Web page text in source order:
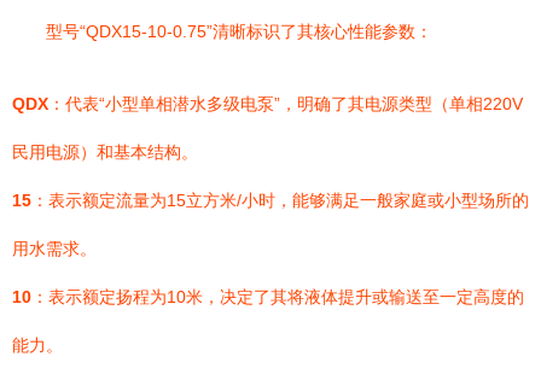
型号“QDX15-10-0.75”清晰标识了其核心性能参数：
QDX ：代表“小型单相潜水多级电泵”，明确了其电源类型（单相220V
民用电源）和基本结构。
15 ：表示额定流量为15立方米/小时，能够满足一般家庭或小型场所的
用水需求。
10 ：表示额定扬程为10米，决定了其将液体提升或输送至一定高度的
能力。